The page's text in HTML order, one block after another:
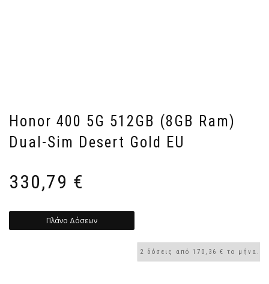
Honor 400 5G 512GB (8GB Ram)
Dual-Sim Desert Gold EU
330,79 €
Πλάνο Δόσεων